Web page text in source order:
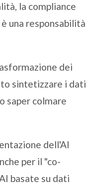
la compliance
una responsabilità
dei
sintetizzare i dati
saper colmare
dell'AI
per il "co-
basate su dati